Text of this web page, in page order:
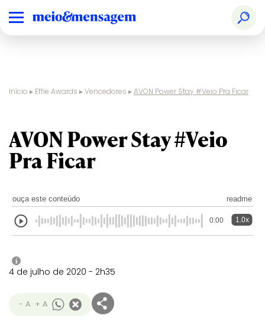
Início ▸ Effie Awards ▸Vencedores ▸AVON Power Stay #Veio Pra Ficar
AVON Power Stay #Veio
Pra Ficar
ouça este conteúdo readme
0:00 1.0x
i
4 de julho de 2020 - 2h35
- A + A